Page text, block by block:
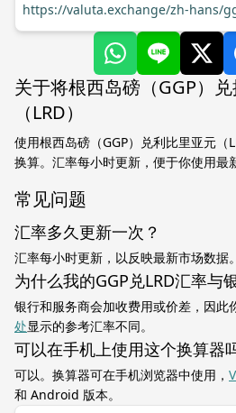
https://valuta.exchange/zh-hans/
关于将根西岛磅（GGP）
（LRD）
使用根西岛磅（GGP）兑利比里亚元（
换算。汇率每小时更新，便于你使用最
常见问题
汇率多久更新一次？
汇率每小时更新，以反映最新市场数据。
为什么我的GGP兑LRD汇率与
银行和服务商会加收费用或价差，因此
处显示的参考汇率不同。
可以在手机上使用这个换算器
可以。换算器可在手机浏览器中使用，
和 Android 版本。